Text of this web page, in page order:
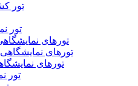
تور
تور
تورهای
تورهای
تورهای
تور